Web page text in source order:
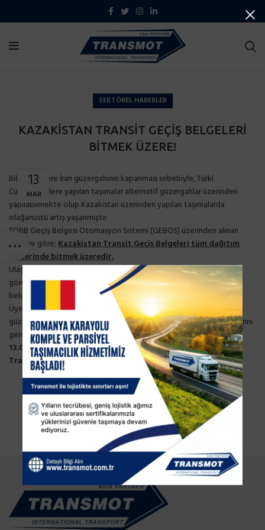
SEKTÖREL HABERLER
KAZAKİSTAN TRANSİT GEÇİŞ BELGELERİ
BİTMEK ÜZERE!
13
MAR
Bilindiği üzere İran güzergahının kapanması sebebiyle, Türki
Cumhuriyetlere yapılan taşımalar alternatif güzergahlar üzerinden
yapılabilmekte olup Kazakistan üzerinden yapılan taşımalarda
olağanüstü artış yaşanmıştır.
TOBB Geçiş Belgesi Otomasyon Sistemi (GEBOS) üzerinden alınan
verilere göre;Kazakistan Transit Geçiş Belgeleri tüm dağıtım
ofislerinde bitmek üzeredir.
Ulaştırma Hizmetleri Düzenleme Genel Müdürlüğü ile yapılan
görüşmelerde; Bakanlığımızın, Kazak tarafından ek transit geçiş
belgesi alınması hususunda girişimlerinin devam ettiği bildirilmiştir.
Üyelerimiz söz konusu durumu dikkate alarak; Hazar
güzergahını kullanarak Türkmenistan üzerinden taşıma operasyonlarını
gerçekleştirebilirler..
13.03.2020
Transmot Lojistik